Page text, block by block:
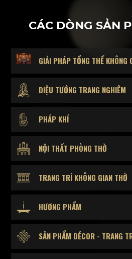
CÁC DÒNG SẢN
GIẢI PHÁP TỔNG THỂ KHÔNG
DIỆU TƯỚNG TRANG NGHIÊM
PHÁP KHÍ
NỘI THẤT PHÒNG THỜ
TRANG TRÍ KHÔNG GIAN THỜ
HƯƠNG PHẨM
SẢN PHẨM DÉCOR - TRANG